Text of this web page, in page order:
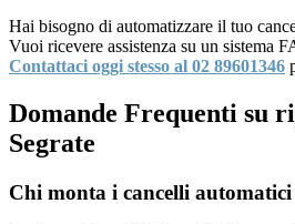
Hai bisogno di automatizzare il tuo
Vuoi ricevere assistenza su un sistema
Contattaci oggi stesso al 02 89601346
Domande Frequenti su
Segrate
Chi monta i cancelli automatici